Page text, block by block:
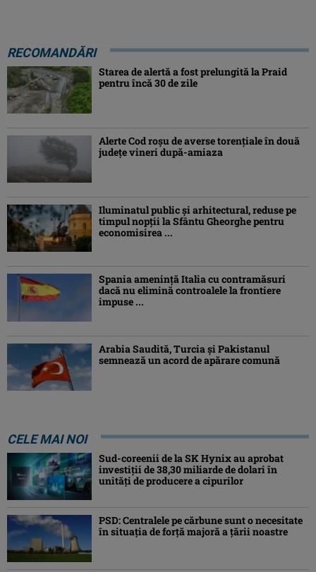
RECOMANDĂRI
Starea de alertă a fost prelungită la Praid
pentru încă 30 de zile
Alerte Cod roşu de averse torenţiale în două
județe vineri după-amiaza
Iluminatul public şi arhitectural, reduse pe
timpul nopţii la Sfântu Gheorghe pentru
economisirea ...
Spania ameninţă Italia cu contramăsuri
dacă nu elimină controalele la frontiere
impuse ...
Arabia Saudită, Turcia şi Pakistanul
semnează un acord de apărare comună
CELE MAI NOI
Sud-coreenii de la SK Hynix au aprobat
investiţii de 38,30 miliarde de dolari în
unităţi de producere a cipurilor
PSD: Centralele pe cărbune sunt o necesitate
în situaţia de forţă majoră a ţării noastre